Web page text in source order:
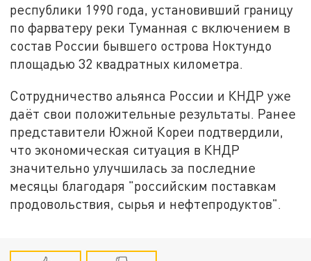
республики 1990 года, установивший границу
по фарватеру реки Туманная с включением в
состав России бывшего острова Ноктундо
площадью 32 квадратных километра.
Сотрудничество альянса России и КНДР уже
даёт свои положительные результаты. Ранее
представители Южной Кореи подтвердили,
что экономическая ситуация в КНДР
значительно улучшилась за последние
месяцы благодаря "российским поставкам
продовольствия, сырья и нефтепродуктов".